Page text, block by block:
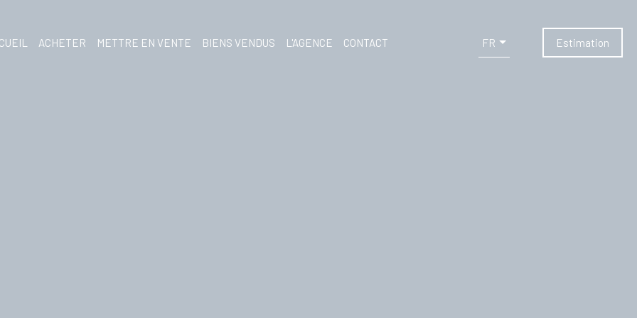
ACHETER METTRE EN VENTE BIENS VENDUS L'AGENCE CONTACT FR Estimation